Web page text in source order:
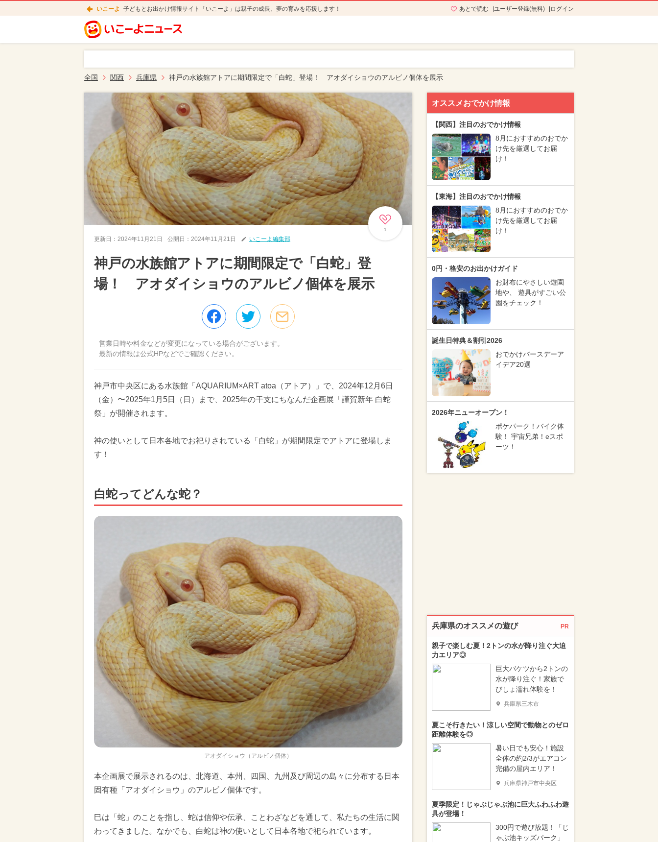
いこーよ 子どもとお出かけ情報サイト「いこーよ」は親子の成長、夢の育みを応援します！ あとで読む ユーザー登録(無料) ログイン
全国 関西 兵庫県 神戸の水族館アトアに期間限定で「白蛇」登場！ アオダイショウのアルビノ個体を展示
1
更新日： 2024年11月21日 公開日： 2024年11月21日 いこーよ編集部
神戸の水族館アトアに期間限定で「白蛇」登
場！ アオダイショウのアルビノ個体を展示
営業日時や料金などが変更になっている場合がございます。
最新の情報は公式HPなどでご確認ください。
神戸市中央区にある水族館「AQUARIUM×ART atoa（アトア）」で、2024年12月6日
（金）〜2025年1月5日（日）まで、2025年の干支にちなんだ企画展「謹賀新年 白蛇
祭」が開催されます。
神の使いとして日本各地でお祀りされている「白蛇」が期間限定でアトアに登場しま
す！
白蛇ってどんな蛇？
アオダイショウ（アルビノ個体）
本企画展で展示されるのは、北海道、本州、四国、九州及び周辺の島々に分布する日本
固有種「アオダイショウ」のアルビノ個体です。
巳は「蛇」のことを指し、蛇は信仰や伝承、ことわざなどを通して、私たちの生活に関
わってきました。なかでも、白蛇は神の使いとして日本各地で祀られています。
オススメおでかけ情報
【関西】注目のおでかけ情報
8月におすすめのおでか
け先を厳選してお届
け！
【東海】注目のおでかけ情報
8月におすすめのおでか
け先を厳選してお届
け！
0円・格安のお出かけガイド
お財布にやさしい遊園
地や、 遊具がすごい公
園をチェック！
誕生日特典＆割引2026
おでかけバースデーア
イデア20選
2026年ニューオープン！
ポケパーク！バイク体
験！ 宇宙兄弟！eスポ
ーツ！
兵庫県のオススメの遊び PR
親子で楽しむ夏！2トンの水が降り注ぐ大迫
力エリア◎
巨大バケツから2トンの
水が降り注ぐ！家族で
びしょ濡れ体験を！
兵庫県三木市
夏こそ行きたい！涼しい空間で動物とのゼロ
距離体験を◎
暑い日でも安心！施設
全体の約2/3がエアコン
完備の屋内エリア！
兵庫県神戸市中央区
夏季限定！じゃぶじゃぶ池に巨大ふわふわ遊
具が登場！
300円で遊び放題！「じ
ゃぶ池キッズパーク」